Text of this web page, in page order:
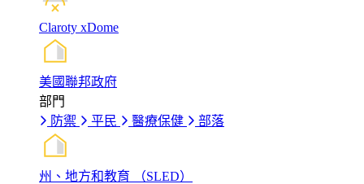
Claroty xDome
美國聯邦政府
部門
防禦
平民 醫療保健 部落
州、地方和教育 （SLED）